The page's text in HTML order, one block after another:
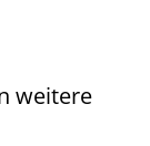
weitere